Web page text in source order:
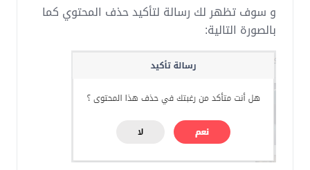
و سوف تظهر لك رسالة لتأكيد حذف المحتوي كما
بالصورة التالية: